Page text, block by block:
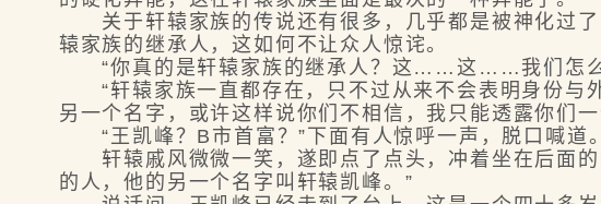
关于轩辕家族的传说还有很多，几乎都是被神化过了
辕家族的继承人，这如何不让众人惊诧。
“你真的是轩辕家族的继承人？这……这……我们怎么知
“轩辕家族一直都存在，只不过从来不会表明身份与
另一个名字，或许这样说你们不相信，我只能透露你们
“王凯峰？B市首富？”下面有人惊呼一声，脱口喊道。
轩辕戚风微微一笑，遂即点了点头，冲着坐在后面的
的人，他的另一个名字叫轩辕凯峰。”